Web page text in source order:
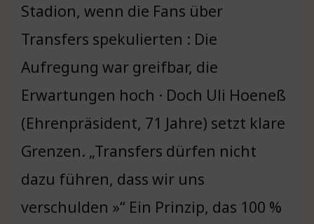
Stadion, wenn die Fans über
Transfers spekulierten : Die
Aufregung war greifbar, die
Erwartungen hoch · Doch Uli Hoeneß
(Ehrenpräsident, 71 Jahre) setzt klare
Grenzen. „Transfers dürfen nicht
dazu führen, dass wir uns
verschulden »“ Ein Prinzip, das 100 %